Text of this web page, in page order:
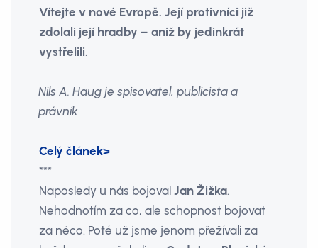
Vítejte v nové Evropě. Její protivníci již
zdolali její hradby – aniž by jedinkrát
vystřelili.
Nils A. Haug je spisovatel, publicista a
právník
Celý článek>
***
Naposledy u nás bojoval Jan Žižka.
Nehodnotím za co, ale schopnost bojovat
za něco. Poté už jsme jenom přežívali za